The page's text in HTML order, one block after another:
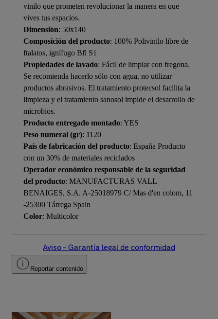
vinilo que prometen revolucionar la manera en que
vives tus espacios.
Dimensión: 50x140
Composición del producto: 100% Polivinilo libre de
ftalatos, ignífugo Bfl S1
Propiedades de lavado: Fácil de limpiar con fregona.
Se recomienda hacerlo sólo con agua, no utilizar
productos abrasivos. El tratamiento protecsol facilita la
limpieza y el tratamiento sanosol impide el desarrollo de
microbios.
Producto entregado montado: YES
Peso numeral (gr): 1120
País de fabricación del producto: España Producto
con un 30% de materiales reciclados
Operador económico responsable de la seguridad
del producto: MANUFACTURAS VALL
BENAIGES, S.A. A-25018979 C/ Mas d'en colom, 11
-25300 Tárrega Spain
Color: Multicolor
Aviso – Garantía legal de conformidad
Reportar contenido